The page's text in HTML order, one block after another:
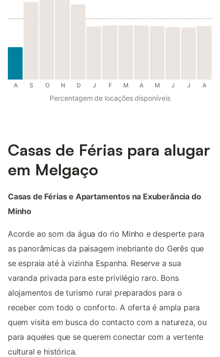
A S O N D J F M A M J J A
Percentagem de locações disponíveis
Casas de Férias para alugar
em Melgaço
Casas de Férias e Apartamentos na Exuberância do
Minho
Acorde ao som da água do rio Minho e desperte para
as panorâmicas da paisagem inebriante do Gerês que
se espraia até à vizinha Espanha. Reserve a sua
varanda privada para este privilégio raro. Bons
alojamentos de turismo rural preparados para o
receber com todo o conforto. A oferta é ampla para
quem visita em busca do contacto com a natureza, ou
para aqueles que se querem conectar com a vertente
cultural e histórica.